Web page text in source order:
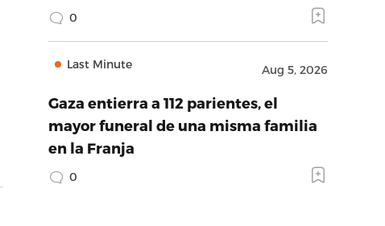
0
Last Minute Aug 5, 2026
Gaza entierra a 112 parientes, el
mayor funeral de una misma familia
en la Franja
0